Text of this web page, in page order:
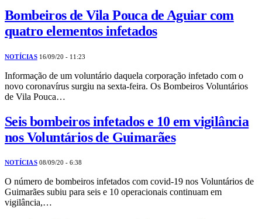
Bombeiros de Vila Pouca de Aguiar com
quatro elementos infetados
NOTÍCIAS 16/09/20 - 11:23
Informação de um voluntário daquela corporação infetado com o
novo coronavírus surgiu na sexta-feira. Os Bombeiros Voluntários
de Vila Pouca…
Seis bombeiros infetados e 10 em vigilância
nos Voluntários de Guimarães
NOTÍCIAS 08/09/20 - 6:38
O número de bombeiros infetados com covid-19 nos Voluntários de
Guimarães subiu para seis e 10 operacionais continuam em
vigilância,…